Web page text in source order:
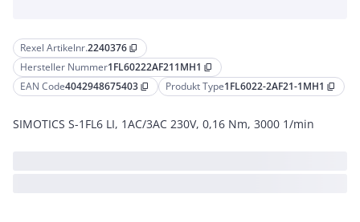
Rexel Artikelnr.2240376 content_copy
Hersteller Nummer1FL60222AF211MH1 content_copy
EAN Code4042948675403 content_copy Produkt Type1FL6022-2AF21-1MH1 content_copy
SIMOTICS S-1FL6 LI, 1AC/3AC 230V, 0,16 Nm, 3000 1/min